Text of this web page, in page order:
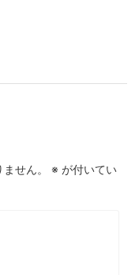
せん。 ※ が付いてい